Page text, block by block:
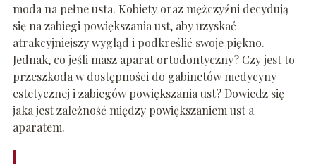
moda na pełne usta. Kobiety oraz mężczyźni decydują
się na zabiegi powiększania ust, aby uzyskać
atrakcyjniejszy wygląd i podkreślić swoje piękno.
Jednak, co jeśli masz aparat ortodontyczny? Czy jest to
przeszkoda w dostępności do gabinetów medycyny
estetycznej i zabiegów powiększania ust? Dowiedz się
jaka jest zależność między powiększaniem ust a
aparatem.